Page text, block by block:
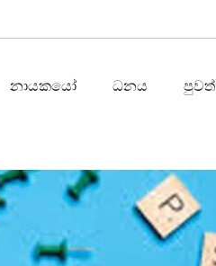
නායකයෝ ධනය පුවත්